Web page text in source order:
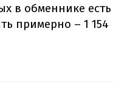
в обменнике есть
примерно – 1 154